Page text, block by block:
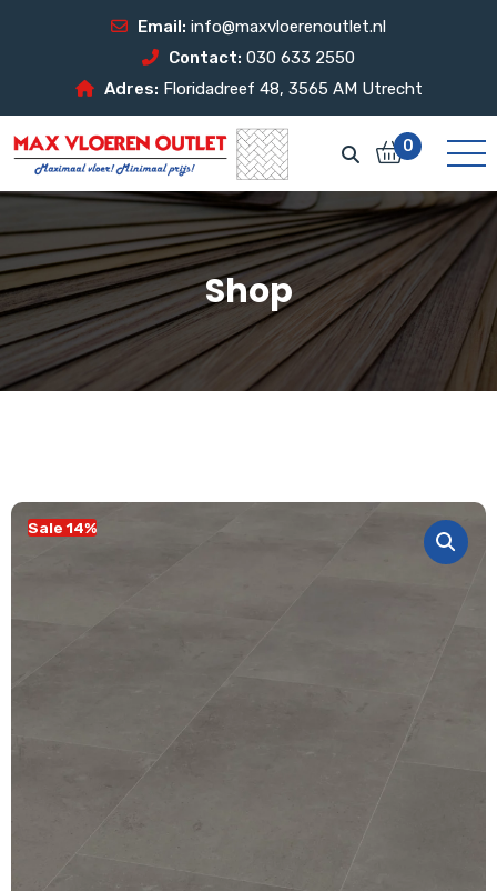
Email: info@maxvloerenoutlet.nl
Contact: 030 633 2550
Adres: Floridadreef 48, 3565 AM Utrecht
0
Shop
Sale 14%